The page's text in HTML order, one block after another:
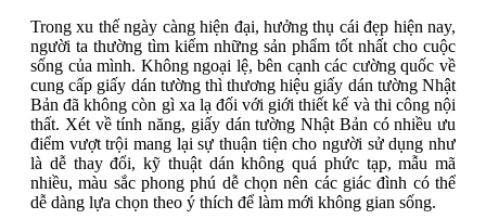
Trong xu thế ngày càng hiện đại, hưởng thụ cái đẹp hiện nay,
người ta thường tìm kiếm những sản phẩm tốt nhất cho cuộc
sống của mình. Không ngoại lệ, bên cạnh các cường quốc về
cung cấp giấy dán tường thì thương hiệu giấy dán tường Nhật
Bản đã không còn gì xa lạ đối với giới thiết kế và thi công nội
thất. Xét về tính năng, giấy dán tường Nhật Bản có nhiều ưu
điểm vượt trội mang lại sự thuận tiện cho người sử dụng như
là dễ thay đổi, kỹ thuật dán không quá phức tạp, mẫu mã
nhiều, màu sắc phong phú dễ chọn nên các giác đình có thể
dễ dàng lựa chọn theo ý thích để làm mới không gian sống.